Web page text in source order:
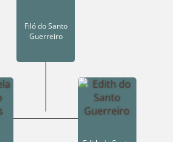
Filó do Santo
Guerreiro